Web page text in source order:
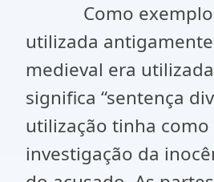
Como exemplo
utilizada
medieval era
significa “sentença
utilização tinha
investigação da